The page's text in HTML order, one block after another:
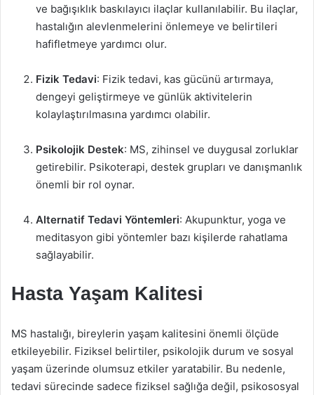
ve bağışıklık baskılayıcı ilaçlar kullanılabilir. Bu ilaçlar,
hastalığın alevlenmelerini önlemeye ve belirtileri
hafifletmeye yardımcı olur.
Fizik Tedavi: Fizik tedavi, kas gücünü artırmaya,
dengeyi geliştirmeye ve günlük aktivitelerin
kolaylaştırılmasına yardımcı olabilir.
Psikolojik Destek: MS, zihinsel ve duygusal zorluklar
getirebilir. Psikoterapi, destek grupları ve danışmanlık
önemli bir rol oynar.
Alternatif Tedavi Yöntemleri: Akupunktur, yoga ve
meditasyon gibi yöntemler bazı kişilerde rahatlama
sağlayabilir.
Hasta Yaşam Kalitesi
MS hastalığı, bireylerin yaşam kalitesini önemli ölçüde
etkileyebilir. Fiziksel belirtiler, psikolojik durum ve sosyal
yaşam üzerinde olumsuz etkiler yaratabilir. Bu nedenle,
tedavi sürecinde sadece fiziksel sağlığa değil, psikososyal